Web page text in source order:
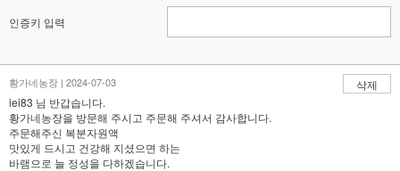
인증키 입력
황가네농장 | 2024-07-03
삭제
iei83 님 반갑습니다.
황가네농장을 방문해 주시고 주문해 주셔서 감사합니다.
주문해주신 복분자원액
맛있게 드시고 건강해 지셨으면 하는
바램으로 늘 정성을 다하겠습니다.